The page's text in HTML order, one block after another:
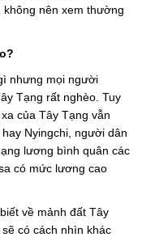
không nên xem thường
nhưng mọi người
Tạng rất nghèo. Tuy
của Tây Tạng vẫn
Nyingchi, người dân
lương bình quân các
có mức lương cao
về mảnh đất Tây
có cách nhìn khác